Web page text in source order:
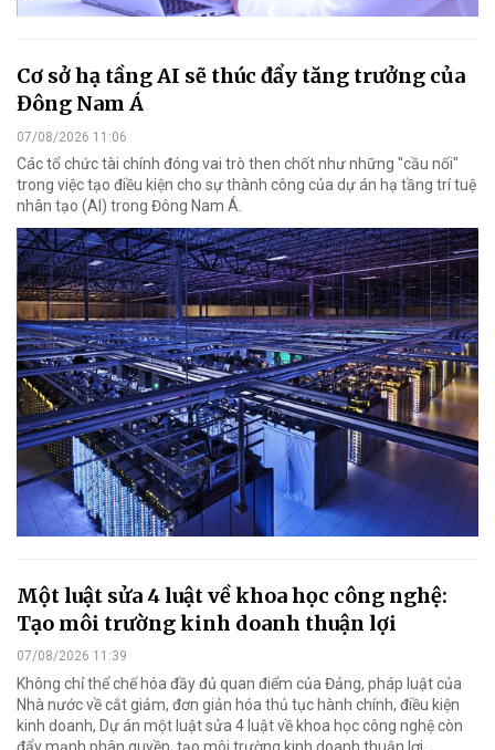
Cơ sở hạ tầng AI sẽ thúc đẩy tăng trưởng của
Đông Nam Á
07/08/2026 11:06
Các tổ chức tài chính đóng vai trò then chốt như những "cầu nối"
trong việc tạo điều kiện cho sự thành công của dự án hạ tầng trí tuệ
nhân tạo (AI) trong Đông Nam Á.
Một luật sửa 4 luật về khoa học công nghệ:
Tạo môi trường kinh doanh thuận lợi
07/08/2026 11:39
Không chỉ thể chế hóa đầy đủ quan điểm của Đảng, pháp luật của
Nhà nước về cắt giảm, đơn giản hóa thủ tục hành chính, điều kiện
kinh doanh, Dự án một luật sửa 4 luật về khoa học công nghệ còn